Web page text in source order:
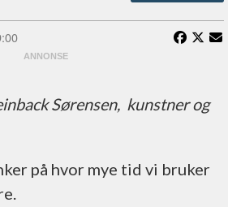
Sørensen, kunstner og
på hvor mye tid vi bruker